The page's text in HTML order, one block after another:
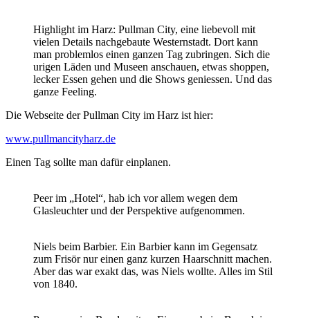
Highlight im Harz: Pullman City, eine liebevoll mit
vielen Details nachgebaute Westernstadt. Dort kann
man problemlos einen ganzen Tag zubringen. Sich die
urigen Läden und Museen anschauen, etwas shoppen,
lecker Essen gehen und die Shows geniessen. Und das
ganze Feeling.
Die Webseite der Pullman City im Harz ist hier:
www.pullmancityharz.de
Einen Tag sollte man dafür einplanen.
Peer im „Hotel“, hab ich vor allem wegen dem
Glasleuchter und der Perspektive aufgenommen.
Niels beim Barbier. Ein Barbier kann im Gegensatz
zum Frisör nur einen ganz kurzen Haarschnitt machen.
Aber das war exakt das, was Niels wollte. Alles im Stil
von 1840.